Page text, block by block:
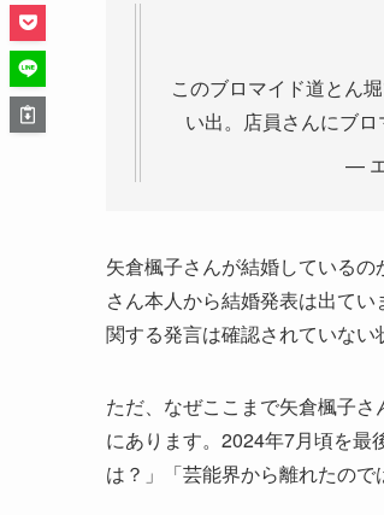
このブロマイド道とん
い出。店員さんにブ
—
矢倉楓子さんが結婚している
さん本人から結婚発表は出て
関する発言は確認されていない
ただ、なぜここまで矢倉楓子
にあります。2024年7月頃を最
は？」「芸能界から離れたので